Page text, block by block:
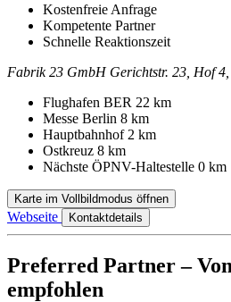
Kostenfreie Anfrage
Kompetente Partner
Schnelle Reaktionszeit
Adresse
Fabrik 23 GmbH Gerichtstr. 23, Hof
Flughafen BER 22 km
Messe Berlin 8 km
Hauptbahnhof 2 km
Ostkreuz 8 km
Nächste ÖPNV-Haltestelle 0 km
Karte im Vollbildmodus öffnen
Webseite Kontaktdetails
Preferred Partner –
empfohlen